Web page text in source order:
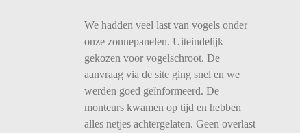
We hadden veel last van vogels onder
onze zonnepanelen. Uiteindelijk
gekozen voor vogelschroot. De
aanvraag via de site ging snel en we
werden goed geïnformeerd. De
monteurs kwamen op tijd en hebben
alles netjes achtergelaten. Geen overlast